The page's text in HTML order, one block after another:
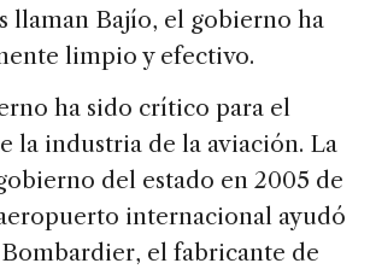
llaman Bajío, el gobierno ha
limpio y efectivo.
ha sido crítico para el
la industria de la aviación. La
del estado en 2005 de
internacional ayudó
el fabricante de